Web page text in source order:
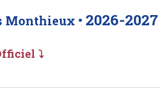
Monthieux • 2026-2027
⤵